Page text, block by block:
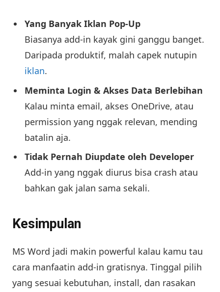
Yang Banyak Iklan Pop-Up
Biasanya add-in kayak gini ganggu banget.
Daripada produktif, malah capek nutupin
iklan.
Meminta Login & Akses Data Berlebihan
Kalau minta email, akses OneDrive, atau
permission yang nggak relevan, mending
batalin aja.
Tidak Pernah Diupdate oleh Developer
Add-in yang nggak diurus bisa crash atau
bahkan gak jalan sama sekali.
Kesimpulan
MS Word jadi makin powerful kalau kamu tau
cara manfaatin add-in gratisnya. Tinggal pilih
yang sesuai kebutuhan, install, dan rasakan